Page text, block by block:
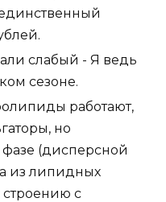
слабый - Я ведь
сезоне.
работают,
но
(дисперсной
из липидных
строению с